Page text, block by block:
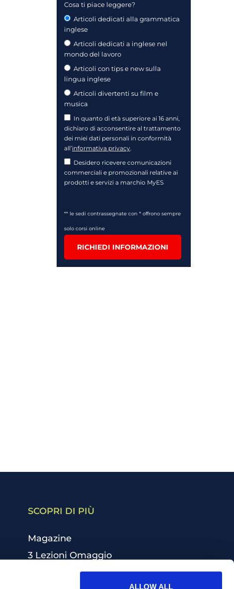
ALLOW ALL
Cosa ti piace leggere?
Articoli dedicati alla grammatica
inglese
Articoli dedicati a inglese nel
mondo del lavoro
Articoli con tips e new sulla
lingua inglese
Articoli divertenti su film e
musica
In quanto di età superiore ai 16 anni,
dichiaro di acconsentire al trattamento
dei miei dati personali in conformità
all’informativa privacy.
Desidero ricevere comunicazioni
commerciali e promozionali relative ai
prodotti e servizi a marchio MyES
** le sedi contrassegnate con * offrono sempre
solo corsi online
RICHIEDI INFORMAZIONI
SCOPRI DI PIÙ
Magazine
3 Lezioni Omaggio